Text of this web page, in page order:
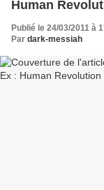
Human
Publié le 24/03/2011 à
Par dark-messiah